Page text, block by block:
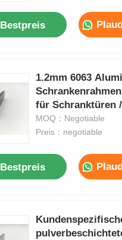
Bestpreis
1.2mm 6063
für Schranktüren /
Schranktüren
MOQ：Negotiable
Preis：negotiable
Bestpreis